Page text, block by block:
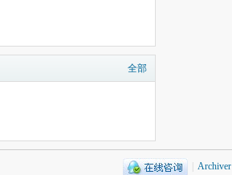
全部
Archiver